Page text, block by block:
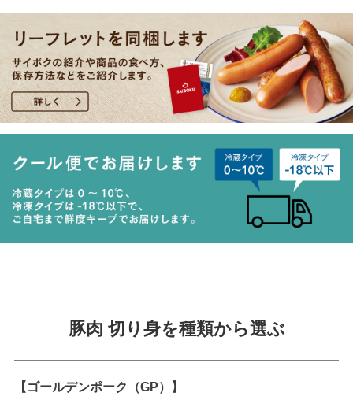
豚肉 切り身を種類から選ぶ
【ゴールデンポーク（GP）】